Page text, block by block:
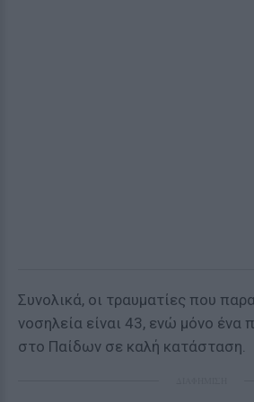
Συνολικά, οι τραυματίες που
νοσηλεία είναι 43, ενώ μόνο ένα
στο Παίδων σε καλή κατάσταση.